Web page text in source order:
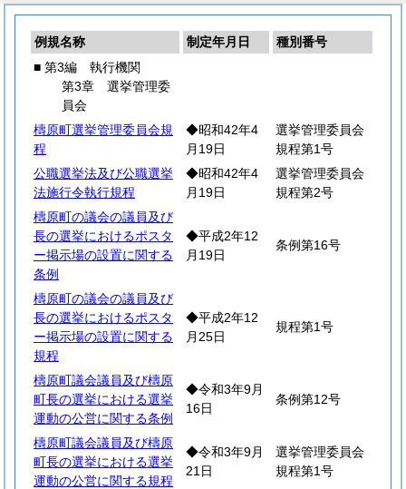
例規名称 制定年月日
種別番号
■ 第3編 執行機関
第3章 選挙管理委
員会
檮原町選挙管理委員会規
程
◆昭和42年4
月19日
選挙管理委員会
規程第1号
公職選挙法及び公職選挙
法施行令執行規程
◆昭和42年4
月19日
選挙管理委員会
規程第2号
檮原町の議会の議員及び
長の選挙におけるポスタ
ー掲示場の設置に関する
条例
◆平成2年12
月19日
条例第16号
檮原町の議会の議員及び
長の選挙におけるポスタ
ー掲示場の設置に関する
規程
◆平成2年12
月25日
規程第1号
檮原町議会議員及び檮原
町長の選挙における選挙
運動の公営に関する条例
◆令和3年9月
16日
条例第12号
檮原町議会議員及び檮原
町長の選挙における選挙
運動の公営に関する規程
◆令和3年9月
21日
選挙管理委員会
規程第1号